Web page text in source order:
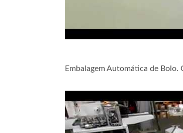
Embalagem Automática de